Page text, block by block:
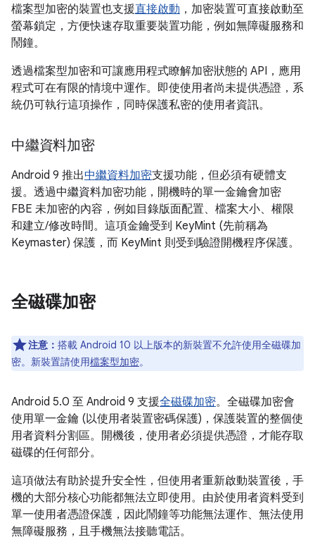
檔案型加密的裝置也支援直接啟動 ，加密裝置可直接啟動至
螢幕鎖定，方便快速存取重要裝置功能，例如無障礙服務和
鬧鐘。
透過檔案型加密和可讓應用程式瞭解加密狀態的 API，應用
程式可在有限的情境中運作。即使使用者尚未提供憑證，系
統仍可執行這項操作，同時保護私密的使用者資訊。
中繼資料加密
Android 9 推出中繼資料加密支援功能，但必須有硬體支
援。透過中繼資料加密功能，開機時的單一金鑰會加密
FBE 未加密的內容，例如目錄版面配置、檔案大小、權限
和建立/修改時間。這項金鑰受到 KeyMint (先前稱為
Keymaster) 保護，而 KeyMint 則受到驗證開機程序保護。
全磁碟加密
注意： 搭載 Android 10 以上版本的新裝置不允許使用全磁碟加
密。新裝置請使用檔案型加密。
Android 5.0 至 Android 9 支援全磁碟加密。全磁碟加密會
使用單一金鑰 (以使用者裝置密碼保護)，保護裝置的整個使
用者資料分割區。開機後，使用者必須提供憑證，才能存取
磁碟的任何部分。
這項做法有助於提升安全性，但使用者重新啟動裝置後，手
機的大部分核心功能都無法立即使用。由於使用者資料受到
單一使用者憑證保護，因此鬧鐘等功能無法運作、無法使用
無障礙服務，且手機無法接聽電話。